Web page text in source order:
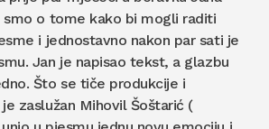
smo o tome kako bi mogli raditi
i jednostavno nakon par sati je
Jan je napisao tekst, a glazbu
Što se tiče produkcije i
zaslužan Mihovil Šoštarić (